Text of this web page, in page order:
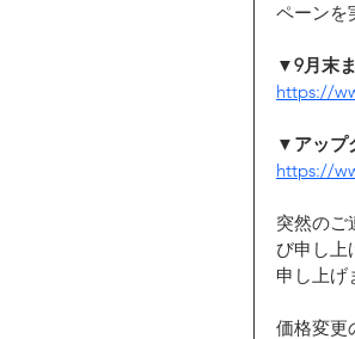
ペーンを
▼9月末
https://
▼アップ
https://
突然のご
び申し上
申し上げ
価格変更